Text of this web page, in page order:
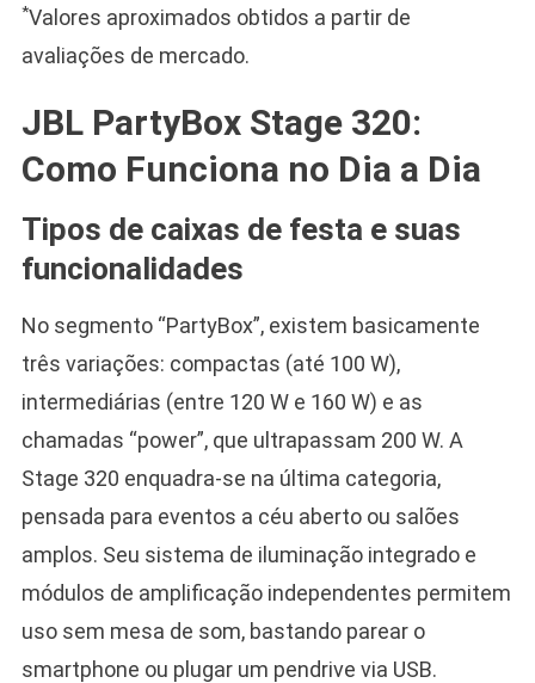
*Valores aproximados obtidos a partir de
avaliações de mercado.
JBL PartyBox Stage 320:
Como Funciona no Dia a Dia
Tipos de caixas de festa e suas
funcionalidades
No segmento “PartyBox”, existem basicamente
três variações: compactas (até 100 W),
intermediárias (entre 120 W e 160 W) e as
chamadas “power”, que ultrapassam 200 W. A
Stage 320 enquadra-se na última categoria,
pensada para eventos a céu aberto ou salões
amplos. Seu sistema de iluminação integrado e
módulos de amplificação independentes permitem
uso sem mesa de som, bastando parear o
smartphone ou plugar um pendrive via USB.